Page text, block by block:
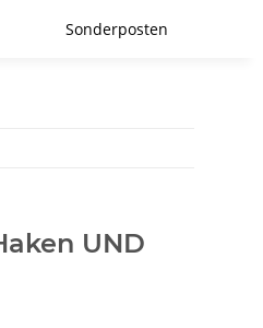
Sonderposten
UND